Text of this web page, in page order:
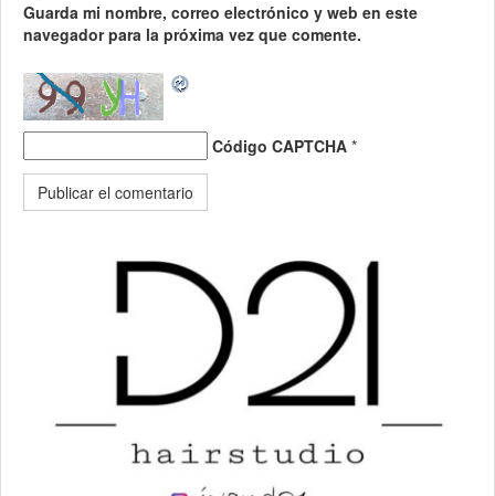
Guarda mi nombre, correo electrónico y web en este
navegador para la próxima vez que comente.
Código CAPTCHA *